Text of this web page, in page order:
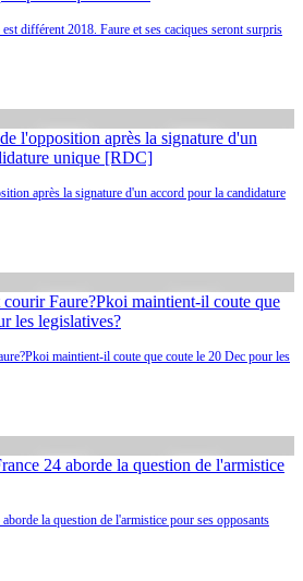
différent 2018. Faure et ses caciques seront surpris
après la signature d'un accord pour la candidature
maintient-il coute que coute le 20 Dec pour les
la question de l'armistice pour ses opposants